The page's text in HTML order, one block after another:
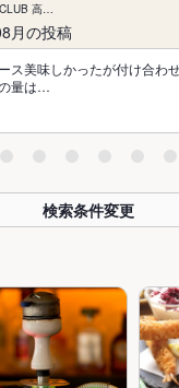
高…
月の投稿
ス美味しかったが付け合わ
量は…
検索条件変更